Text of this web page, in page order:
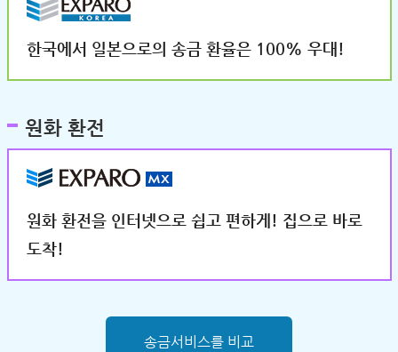
한국에서 일본으로의 송금 환율은 100% 우대!
원화 환전
원화 환전을 인터넷으로 쉽고 편하게! 집으로 바로
도착!
송금서비스를 비교